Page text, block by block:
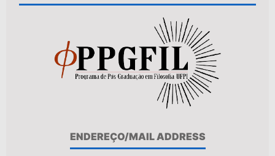
ENDEREÇO/MAIL ADDRESS